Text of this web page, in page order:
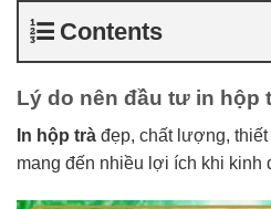
Contents
Lý do nên đầu tư in hộp
In hộp trà đẹp, chất lượng,
mang đến nhiều lợi ích khi kinh